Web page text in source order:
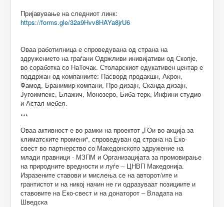
Пријавување на следниот линк:
https://forms.gle/32a9Hvv8HAYa8jrU6
Оваа работилница е спроведувана од страна на
здружението на граѓани Одржливи инивијативи од Скопје,
во соработка со НаТочак. Столарскиот едукативен центар е
поддржан од компаниите: Пасворд продакшн, Акрон,
Фамод, Бранимир компани, Про-дизајн, Сканда дизајн,
Југоимпекс, Блажич, Монозеро, Биба терк, Инфини студио
и Астал мебел.
***
Оваа активност е во рамки на проектот „ГОи во акција за
климатските промени“, спроведуван од страна на Еко-
свест во партнерство со Македонското здружение на
млади правници - МЗПМ и Организацијата за промовирање
на природните вредности и луѓе – ЦНВП Македонија.
Изразените ставови и мислења се на авторот/ите и
грантистот и на никој начин не ги одразуваат позициите и
ставовите на Еко-свест и на донаторот – Владата на
Шведска